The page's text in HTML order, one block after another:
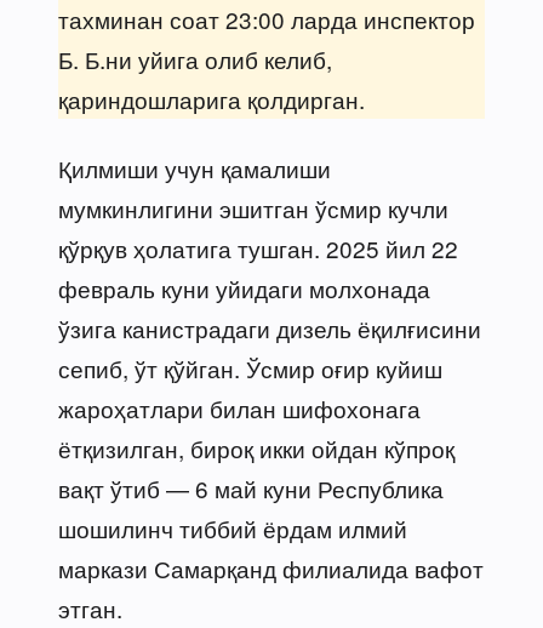
тахминан соат 23:00 ларда инспектор
Б. Б.ни уйига олиб келиб,
қариндошларига қолдирган.
Қилмиши учун қамалиши
мумкинлигини эшитган ўсмир кучли
қўрқув ҳолатига тушган. 2025 йил 22
февраль куни уйидаги молхонада
ўзига канистрадаги дизель ёқилғисини
сепиб, ўт қўйган. Ўсмир оғир куйиш
жароҳатлари билан шифохонага
ётқизилган, бироқ икки ойдан кўпроқ
вақт ўтиб — 6 май куни Республика
шошилинч тиббий ёрдам илмий
маркази Самарқанд филиалида вафот
этган.